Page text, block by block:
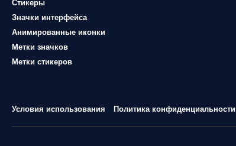
Значки интерфейса
Анимированные иконки
Метки значков
Метки стикеров
Условия использования Политика конфиденциальности